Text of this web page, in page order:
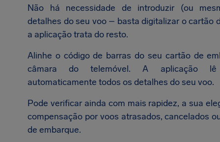
Não há necessidade de introduzir (ou
detalhes do seu voo – basta digitalizar o cartão
a aplicação trata do resto.
Alinhe o código de barras do seu cartão de
câmara do telemóvel. A aplicação
automaticamente todos os detalhes do seu voo.
Pode verificar ainda com mais rapidez, a sua
compensação por voos atrasados, cancelados
de embarque.